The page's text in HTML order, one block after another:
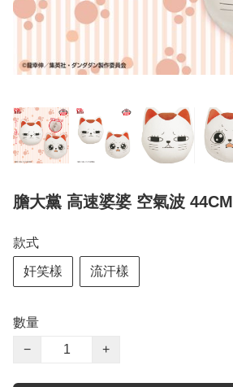
膽大黨 高速婆婆 空氣波 44CM
款式
奸笑樣 流汗樣
數量
−
+